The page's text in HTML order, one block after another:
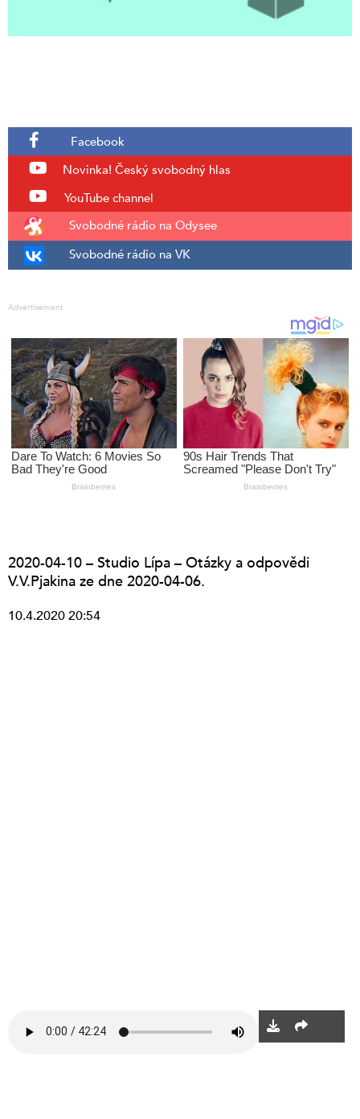
Facebook
Novinka! Český svobodný hlas
YouTube channel
Svobodné rádio na Odysee
Svobodné rádio na VK
Advertisement
2020-04-10 – Studio Lípa – Otázky a odpovědi
V.V.Pjakina ze dne 2020-04-06.
10.4.2020 20:54